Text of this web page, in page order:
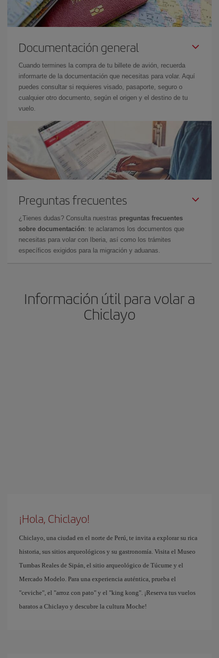
Documentación general
Cuando termines la compra de tu billete de avión, recuerda
informarte de la documentación que necesitas para volar. Aquí
puedes consultar si requieres visado, pasaporte, seguro o
cualquier otro documento, según el origen y el destino de tu
vuelo.
Preguntas frecuentes
¿Tienes dudas? Consulta nuestras preguntas frecuentes
sobre documentación: te aclaramos los documentos que
necesitas para volar con Iberia, así como los trámites
específicos exigidos para la migración y aduanas.
Información útil para volar a
Chiclayo
¡Hola, Chiclayo!
Chiclayo, una ciudad en el norte de Perú, te invita a explorar su rica
historia, sus sitios arqueológicos y su gastronomía. Visita el Museo
Tumbas Reales de Sipán, el sitio arqueológico de Túcume y el
Mercado Modelo. Para una experiencia auténtica, prueba el
"ceviche", el "arroz con pato" y el "king kong". ¡Reserva tus vuelos
baratos a Chiclayo y descubre la cultura Moche!